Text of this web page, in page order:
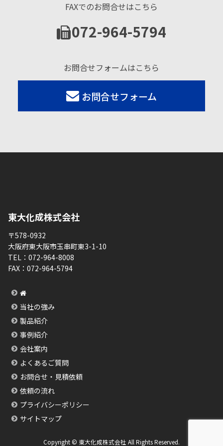
FAXでのお問合せはこちら
072-964-5794
お問合せフォームはこちら
お問合せフォーム
東大化成株式会社
〒578-0932
大阪府東大阪市玉串町東3-1-10
TEL： 072-964-8008
FAX： 072-964-5794
当社の強み
製品紹介
事例紹介
会社案内
よくあるご質問
お問合せ・見積依頼
依頼の流れ
プライバシーポリシー
サイトマップ
Copyright © 東大化成株式会社 All Rights Reserved.